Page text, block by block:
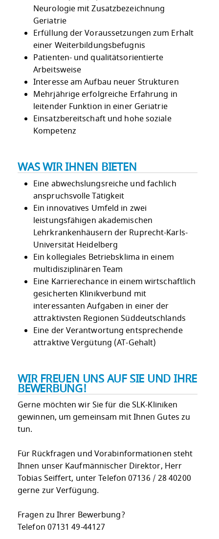
Neurologie mit Zusatzbezeichnung
Geriatrie
Erfüllung der Voraussetzungen zum Erhalt
einer Weiterbildungsbefugnis
Patienten- und qualitätsorientierte
Arbeitsweise
Interesse am Aufbau neuer Strukturen
Mehrjährige erfolgreiche Erfahrung in
leitender Funktion in einer Geriatrie
Einsatzbereitschaft und hohe soziale
Kompetenz
WAS WIR IHNEN BIETEN
Eine abwechslungsreiche und fachlich
anspruchsvolle Tätigkeit
Ein innovatives Umfeld in zwei
leistungsfähigen akademischen
Lehrkrankenhäusern der Ruprecht-Karls-
Universität Heidelberg
Ein kollegiales Betriebsklima in einem
multidisziplinären Team
Eine Karrierechance in einem wirtschaftlich
gesicherten Klinikverbund mit
interessanten Aufgaben in einer der
attraktivsten Regionen Süddeutschlands
Eine der Verantwortung entsprechende
attraktive Vergütung (AT-Gehalt)
WIR FREUEN UNS AUF SIE UND IHRE
BEWERBUNG!
Gerne möchten wir Sie für die SLK-Kliniken
gewinnen, um gemeinsam mit Ihnen Gutes zu
tun.
Für Rückfragen und Vorabinformationen steht
Ihnen unser Kaufmännischer Direktor, Herr
Tobias Seiffert, unter Telefon 07136 / 28 40200
gerne zur Verfügung.
Fragen zu Ihrer Bewerbung?
Telefon 07131 49-44127